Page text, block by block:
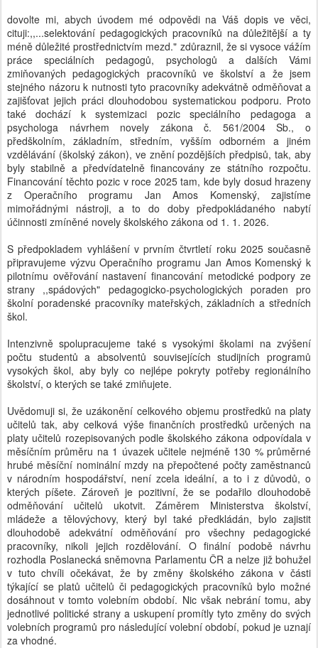
dovolte mi, abych úvodem mé odpovědi na Váš dopis ve věci,
cituji:,,...selektování pedagogických pracovníků na důležitější a ty
méně důležité prostřednictvím mezd." zdůraznil, že si vysoce vážím
práce speciálních pedagogů, psychologů a dalších Vámi
zmiňovaných pedagogických pracovníků ve školství a že jsem
stejného názoru k nutnosti tyto pracovníky adekvátně odměňovat a
zajišťovat jejich práci dlouhodobou systematickou podporu. Proto
také dochází k systemizaci pozic speciálního pedagoga a
psychologa návrhem novely zákona č. 561/2004 Sb., o
předškolním, základním, středním, vyšším odborném a jiném
vzdělávání (školský zákon), ve znění pozdějších předpisů, tak, aby
byly stabilně a předvídatelně financovány ze státního rozpočtu.
Financování těchto pozic v roce 2025 tam, kde byly dosud hrazeny
z Operačního programu Jan Amos Komenský, zajistíme
mimořádnými nástroji, a to do doby předpokládaného nabytí
účinnosti zmíněné novely školského zákona od 1. 1. 2026.
S předpokladem vyhlášení v prvním čtvrtletí roku 2025 současně
připravujeme výzvu Operačního programu Jan Amos Komenský k
pilotnímu ověřování nastavení financování metodické podpory ze
strany ,,spádových" pedagogicko-psychologických poraden pro
školní poradenské pracovníky mateřských, základních a středních
škol.
Intenzivně spolupracujeme také s vysokými školami na zvýšení
počtu studentů a absolventů souvisejících studijních programů
vysokých škol, aby byly co nejlépe pokryty potřeby regionálního
školství, o kterých se také zmiňujete.
Uvědomuji si, že uzákonění celkového objemu prostředků na platy
učitelů tak, aby celková výše finančních prostředků určených na
platy učitelů rozepisovaných podle školského zákona odpovídala v
měsíčním průměru na 1 úvazek učitele nejméně 130 % průměrné
hrubé měsíční nominální mzdy na přepočtené počty zaměstnanců
v národním hospodářství, není zcela ideální, a to i z důvodů, o
kterých píšete. Zároveň je pozitivní, že se podařilo dlouhodobě
odměňování učitelů ukotvit. Záměrem Ministerstva školství,
mládeže a tělovýchovy, který byl také předkládán, bylo zajistit
dlouhodobě adekvátní odměňování pro všechny pedagogické
pracovníky, nikoli jejich rozdělování. O finální podobě návrhu
rozhodla Poslanecká sněmovna Parlamentu ČR a nelze již bohužel
v tuto chvíli očekávat, že by změny školského zákona v části
týkající se platů učitelů či pedagogických pracovníků bylo možné
dosáhnout v tomto volebním období. Nic však nebrání tomu, aby
jednotlivé politické strany a uskupení promítly tyto změny do svých
volebních programů pro následující volební období, pokud je uznají
za vhodné.